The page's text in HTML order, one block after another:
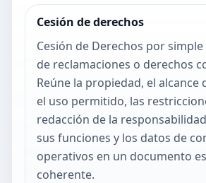
Cesión de derechos
Cesión de Derechos por
de reclamaciones o derechos
Reúne la propiedad, el alcance
el uso permitido, las
redacción de la
sus funciones y los datos de
operativos en un documento
coherente.